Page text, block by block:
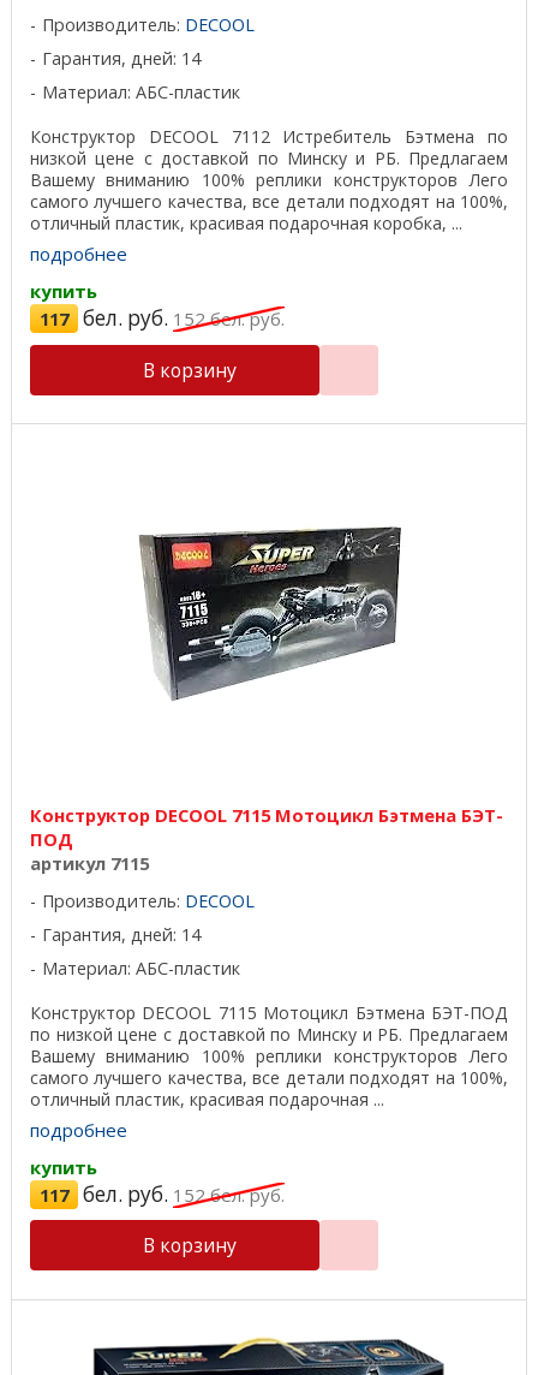
Производитель: DECOOL
Гарантия, дней: 14
Материал: АБС-пластик
Конструктор DECOOL 7112 Истребитель Бэтмена по
низкой цене с доставкой по Минску и РБ. Предлагаем
Вашему вниманию 100% реплики конструкторов Лего
самого лучшего качества, все детали подходят на 100%,
отличный пластик, красивая подарочная коробка, ...
подробнее
купить
117 бел. руб. 152бел. руб.
В корзину
Конструктор DECOOL 7115 Мотоцикл Бэтмена БЭТ-
ПОД
артикул 7115
Производитель: DECOOL
Гарантия, дней: 14
Материал: АБС-пластик
Конструктор DECOOL 7115 Мотоцикл Бэтмена БЭТ-ПОД
по низкой цене с доставкой по Минску и РБ. Предлагаем
Вашему вниманию 100% реплики конструкторов Лего
самого лучшего качества, все детали подходят на 100%,
отличный пластик, красивая подарочная ...
подробнее
купить
117 бел. руб. 152бел. руб.
В корзину